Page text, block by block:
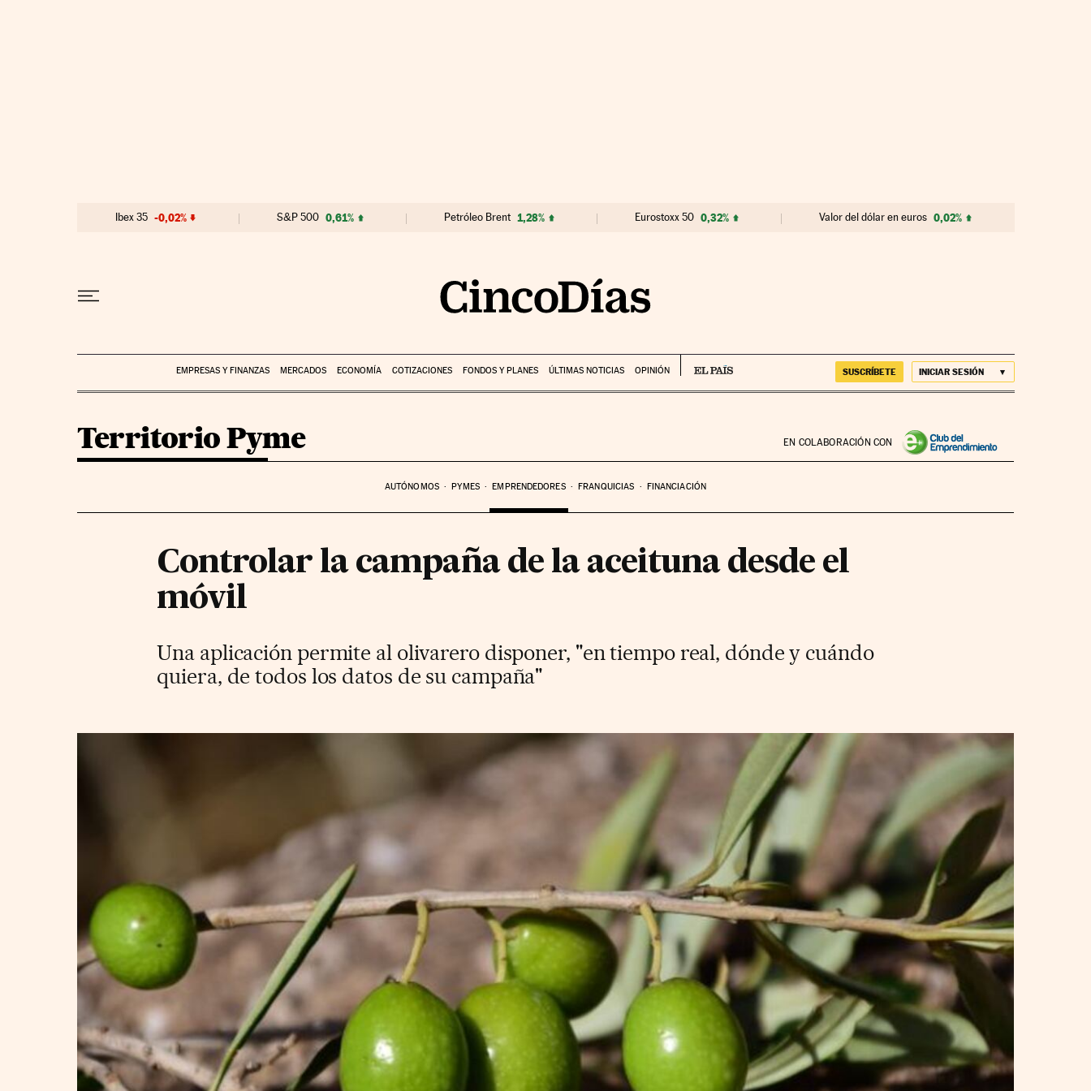
Ibex 35 -0,02% S&P 500 0,61% Petróleo Brent 1,28% Eurostoxx 50 0,32% Valor del dólar en euros 0,02%
EMPRESAS Y FINANZAS MERCADOS ECONOMÍA COTIZACIONES FONDOS Y PLANES ÚLTIMAS NOTICIAS OPINIÓN SUSCRÍBETE INICIAR SESIÓN
EN COLABORACIÓN CON
Territorio Pyme
AUTÓNOMOS PYMES EMPRENDEDORES FRANQUICIAS FINANCIACIÓN
Controlar la campaña de la aceituna desde el
móvil
Una aplicación permite al olivarero disponer, "en tiempo real, dónde y cuándo
quiera, de todos los datos de su campaña"